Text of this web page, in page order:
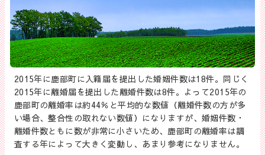
2015年に鹿部町に入籍届を提出した婚姻件数は18件。同じく
2015年に離婚届を提出した離婚件数は8件。よって2015年の
鹿部町の離婚率は約44％と平均的な数値（離婚件数の方が多
い場合、整合性の取れない数値）になりますが、婚姻件数・
離婚件数ともに数が非常に小さいため、鹿部町の離婚率は調
査する年によって大きく変動し、あまり参考になりません。